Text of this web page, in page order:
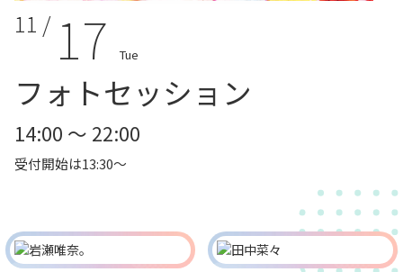
11 / 17 Tue
フォトセッション
14:00 ～ 22:00
受付開始は13:30～